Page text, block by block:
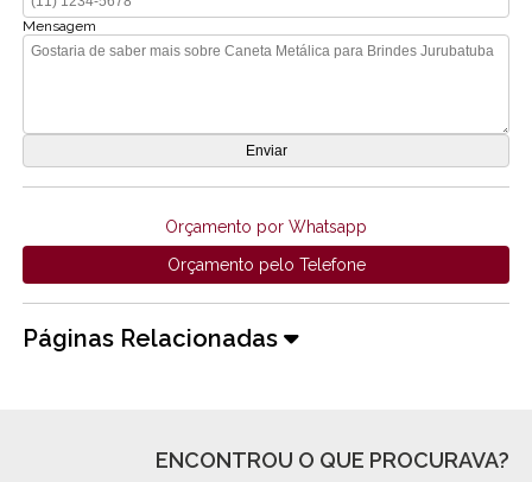
Mensagem
Orçamento por Whatsapp
Orçamento pelo Telefone
Páginas Relacionadas
ENCONTROU O QUE PROCURAVA?